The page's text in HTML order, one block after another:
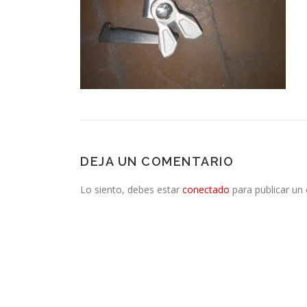
DEJA UN COMENTARIO
Lo siento, debes estar conectado para publicar un